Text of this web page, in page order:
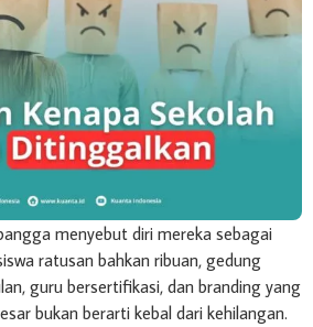
menyebut diri mereka sebagai
ratusan bahkan ribuan, gedung
guru bersertifikasi, dan branding yang
bukan berarti kebal dari kehilangan.